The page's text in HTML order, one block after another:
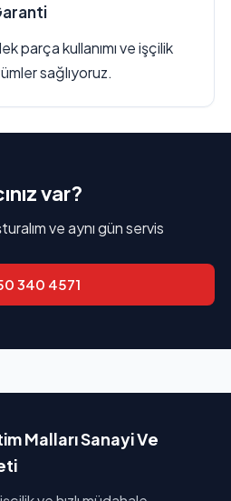
parça kullanımı ve işçilik
sağlıyoruz.
var?
ve aynı gün servis
340 4571
Malları Sanayi Ve